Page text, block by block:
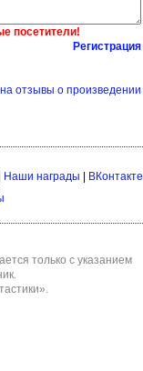
посетители!
Регистрация
отзывы о произведении
Наши награды | ВКонтакте
только с указанием